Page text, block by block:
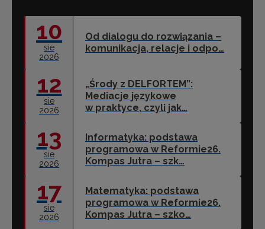
10
sie
2026
Od dialogu do rozwiązania –
komunikacja, relacje i odpo…
12
sie
2026
„Środy z DELFORTEM”:
Mediacje językowe
w praktyce, czyli jak…
13
sie
2026
Informatyka: podstawa
programowa w Reformie26.
Kompas Jutra – szk…
17
sie
2026
Matematyka: podstawa
programowa w Reformie26.
Kompas Jutra – szko…